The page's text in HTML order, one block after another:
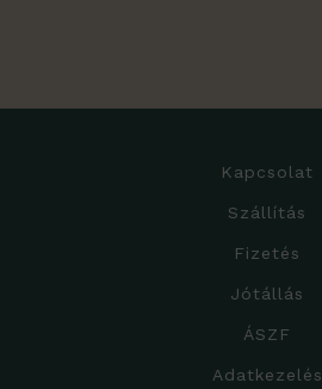
Kapcsolat
Szállítás
Fizetés
Jótállás
ÁSZF
Adatkezelés